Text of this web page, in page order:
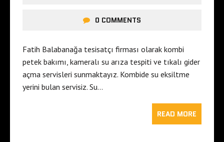
0 COMMENTS
Fatih Balabanağa tesisatçı firması olarak kombi
petek bakımı, kameralı su arıza tespiti ve tıkalı gider
açma servisleri sunmaktayız. Kombide su eksiltme
yerini bulan servisiz. Su…
READ MORE